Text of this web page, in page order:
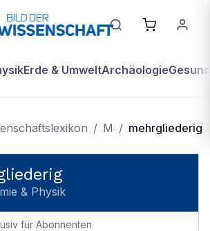
Erde & UmweltArchäologie
/ M / mehrgliederig
& Physik
für Abonnenten